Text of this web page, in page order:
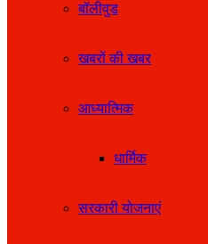
बॉलीवुड
खबरों की खबर
आध्यात्मिक
धार्मिक
सरकारी योजनाएं